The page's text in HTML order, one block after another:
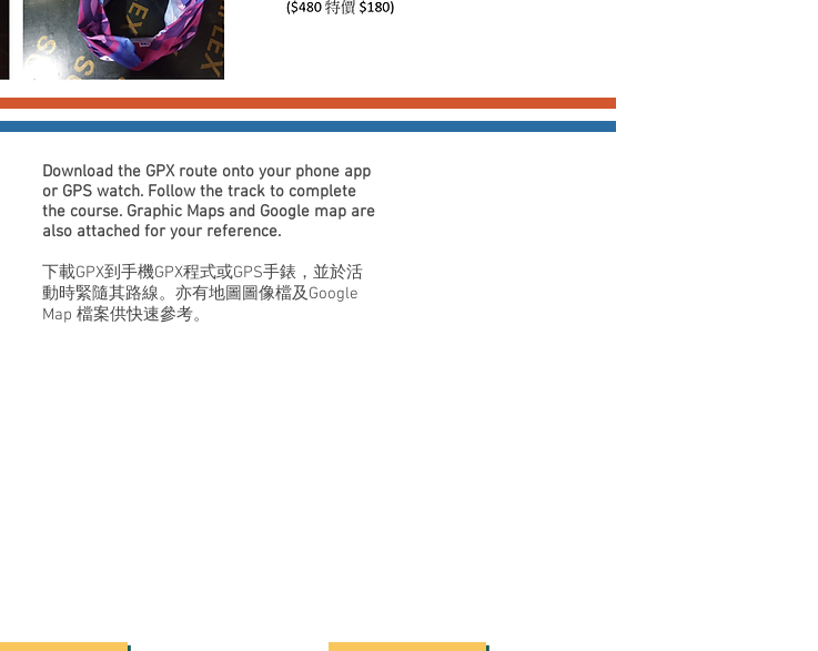
Download the GPX route onto your phone app
or GPS watch. Follow the track to complete
the course. Graphic Maps and Google map are
also attached for your reference.
下載GPX到手機GPX程式或GPS手錶，並於活
動時緊隨其路線。亦有地圖圖像檔及Google
Map 檔案供快速參考。